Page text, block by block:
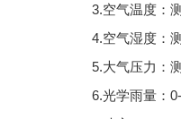
3.空气温度：
4.空气湿度：
5.大气压力：
6.光学雨量：